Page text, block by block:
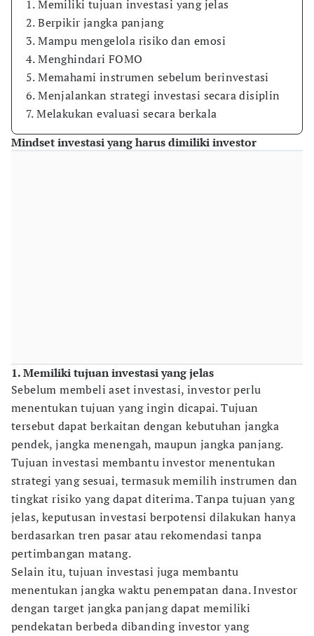
1. Memiliki tujuan investasi yang jelas
2. Berpikir jangka panjang
3. Mampu mengelola risiko dan emosi
4. Menghindari FOMO
5. Memahami instrumen sebelum berinvestasi
6. Menjalankan strategi investasi secara disiplin
7. Melakukan evaluasi secara berkala
Mindset investasi yang harus dimiliki investor
1. Memiliki tujuan investasi yang jelas
Sebelum membeli aset investasi, investor perlu
menentukan tujuan yang ingin dicapai. Tujuan
tersebut dapat berkaitan dengan kebutuhan jangka
pendek, jangka menengah, maupun jangka panjang.
Tujuan investasi membantu investor menentukan
strategi yang sesuai, termasuk memilih instrumen dan
tingkat risiko yang dapat diterima. Tanpa tujuan yang
jelas, keputusan investasi berpotensi dilakukan hanya
berdasarkan tren pasar atau rekomendasi tanpa
pertimbangan matang.
Selain itu, tujuan investasi juga membantu
menentukan jangka waktu penempatan dana. Investor
dengan target jangka panjang dapat memiliki
pendekatan berbeda dibanding investor yang